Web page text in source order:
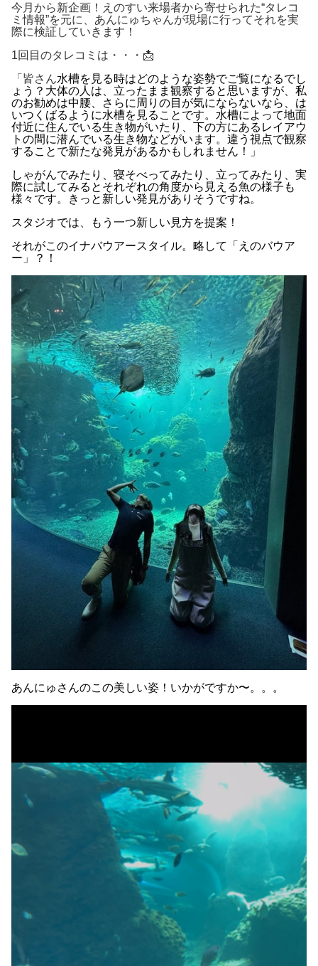
今月から新企画！えのすい来場者から寄せられた“タレコ
ミ情報”を元に、 あんにゅちゃんが現場に行ってそれを実
際に検証していきます！
1回目のタレコミは・・・ 📩
「皆さん水槽を見る時はどのような姿勢でご覧になるでし
ょう？ 大体の人は、立ったまま観察すると思いますが、私
のお勧めは中腰、さらに周りの目が気にならないなら、 は
いつくばるように水槽を見ることです。 水槽によって地面
付近に住んでいる生き物がいたり、 下の方にあるレイアウ
トの間に潜んでいる生き物などがいます。 違う視点で観察
することで新たな発見があるかもしれません！」
しゃがんでみたり、寝そべってみたり、立ってみたり、実
際に試してみるとそれぞれの角度から見える魚の様子も
様々です。きっと新しい発見がありそうですね。
スタジオでは、もう一つ新しい見方を提案！
それがこのイナバウアースタイル。略して「えのバウア
ー」？！
あんにゅさんのこの美しい姿！いかがですか〜。。。